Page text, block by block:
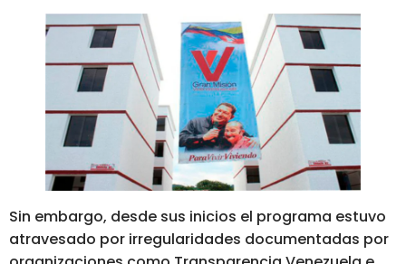
Sin embargo, desde sus inicios el programa estuvo
atravesado por irregularidades documentadas por